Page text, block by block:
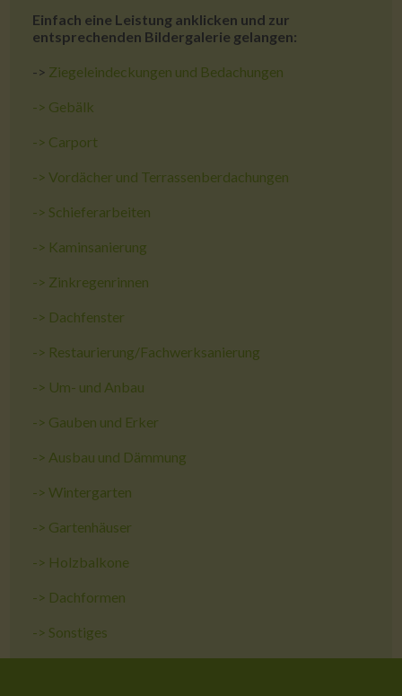
Einfach eine Leistung anklicken und zur
entsprechenden Bildergalerie gelangen:
-> Ziegeleindeckungen und Bedachungen
-> Gebälk
-> Carport
->Vordächer und Terrassenberdachungen
-> Schieferarbeiten
-> Kaminsanierung
-> Zinkregenrinnen
-> Dachfenster
-> Restaurierung/Fachwerksanierung
-> Um- und Anbau
-> Gauben und Erker
-> Ausbau und Dämmung
->Wintergarten
-> Gartenhäuser
-> Holzbalkone
-> Dachformen
-> Sonstiges